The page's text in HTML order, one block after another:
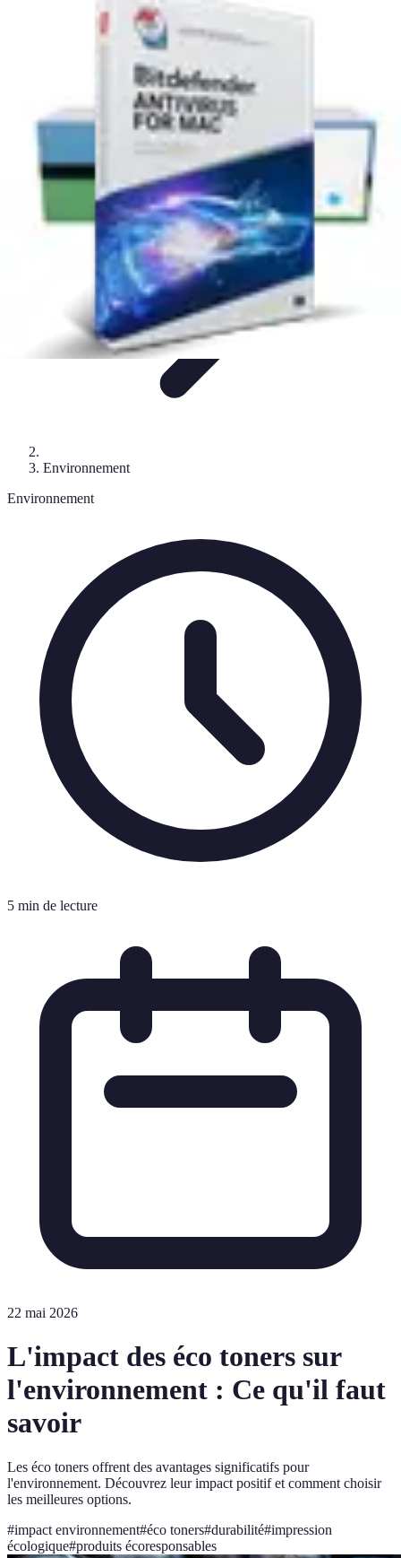
Impact environnementalÉconomie et
Utilisation et entretien Pratiques et Conseils
Environnement
Environnement
5 min de lecture
22 mai 2026
L'impact des éco toners sur
l'environnement : Ce qu'il faut
savoir
Les éco toners offrent des avantages significatifs pour
l'environnement. Découvrez leur impact positif et comment choisir
les meilleures options.
#impact environnement#éco toners#durabilité#impression
écologique#produits écoresponsables